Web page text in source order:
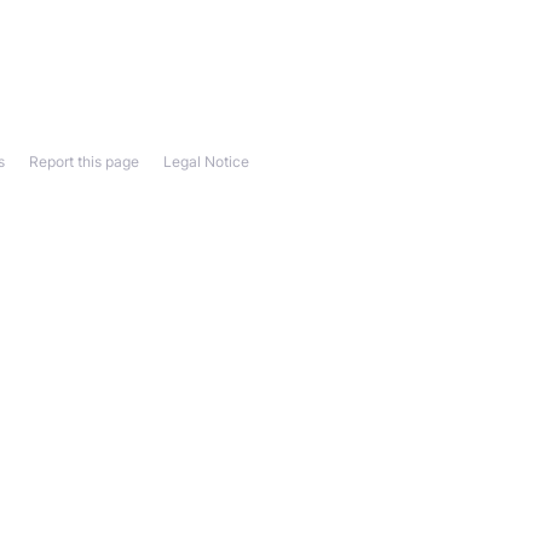
Legal Notice
Report this page